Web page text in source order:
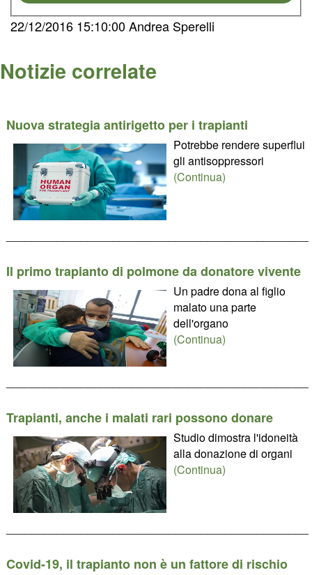
22/12/2016 15:10:00 Andrea Sperelli
Notizie correlate
Nuova strategia antirigetto per i trapianti
Potrebbe rendere superflui
gli antisoppressori
(Continua)
Il primo trapianto di polmone da donatore vivente
Un padre dona al figlio
malato una parte
dell'organo
(Continua)
Trapianti, anche i malati rari possono donare
Studio dimostra l'idoneità
alla donazione di organi
(Continua)
Covid-19, il trapianto non è un fattore di rischio